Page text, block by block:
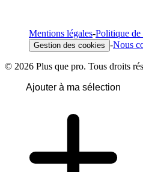
Mentions légales-Politique
Gestion des cookies -Nous
© 2026 Plus que pro. Tous droits
Ajouter à ma sélection